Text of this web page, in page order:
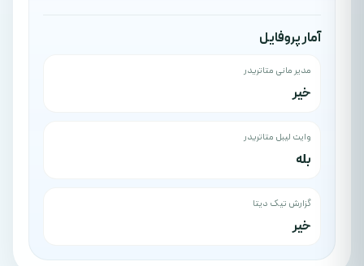
آمار پروفایل
مدیر مانی متاتریدر
خیر
وایت لیبل متاتریدر
بله
گزارش تیک دیتا
خیر